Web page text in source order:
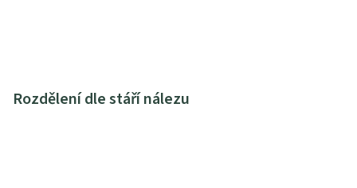
Rozdělení dle stáří nálezu